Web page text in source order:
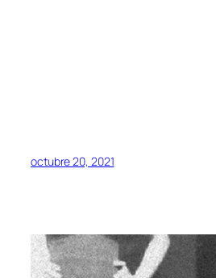
octubre 20, 2021